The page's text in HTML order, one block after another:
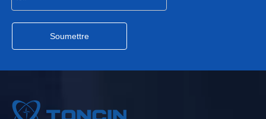
Soumettre